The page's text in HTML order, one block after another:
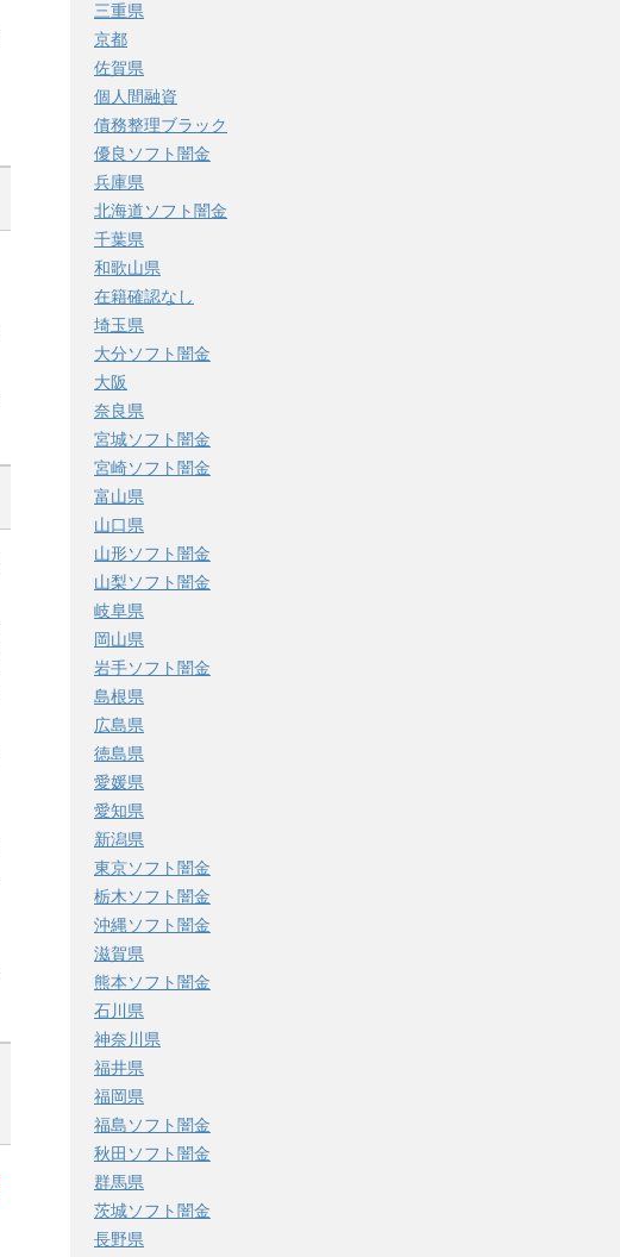
三重県
京都
佐賀県
個人間融資
債務整理ブラック
優良ソフト闇金
兵庫県
北海道ソフト闇金
千葉県
和歌山県
在籍確認なし
埼玉県
大分ソフト闇金
大阪
奈良県
宮城ソフト闇金
宮崎ソフト闇金
富山県
山口県
山形ソフト闇金
山梨ソフト闇金
岐阜県
岡山県
岩手ソフト闇金
島根県
広島県
徳島県
愛媛県
愛知県
新潟県
東京ソフト闇金
栃木ソフト闇金
沖縄ソフト闇金
滋賀県
熊本ソフト闇金
石川県
神奈川県
福井県
福岡県
福島ソフト闇金
秋田ソフト闇金
群馬県
茨城ソフト闇金
長野県